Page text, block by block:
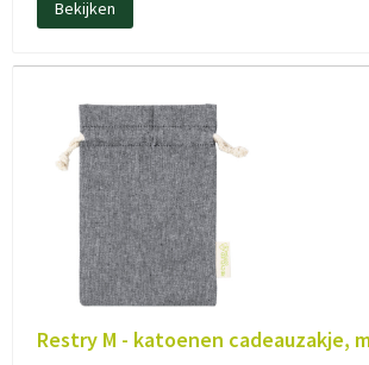
Bekijken
Restry M - katoenen cadeauzakje,